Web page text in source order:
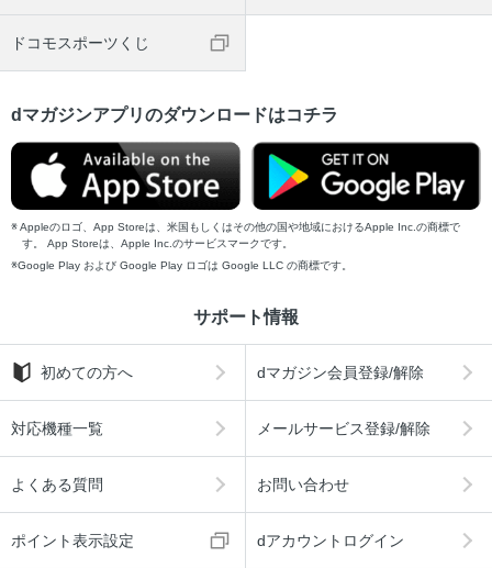
ドコモスポーツくじ
dマガジンアプリのダウンロードはコチラ
Appleのロゴ、App Storeは、米国もしくはその他の国や地域におけるApple Inc.の商標で
す。 App Storeは、Apple Inc.のサービスマークです。
Google Play および Google Play ロゴは Google LLC の商標です。
サポート情報
初めての方へ dマガジン会員登録/解除
対応機種一覧 メールサービス登録/解除
よくある質問 お問い合わせ
ポイント表示設定 dアカウントログイン